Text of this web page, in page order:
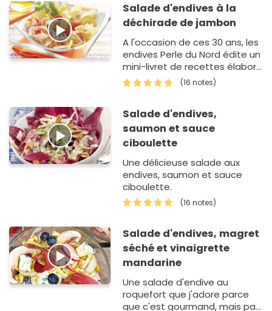
Salade d'endives à la
déchirade de jambon
A l'occasion de ces 30 ans, les
endives Perle du Nord édite un
mini-livret de recettes élaboré
par les consommateurs.
(16 notes)
Salade d'endives,
saumon et sauce
ciboulette
Une délicieuse salade aux
endives, saumon et sauce
ciboulette.
(16 notes)
Salade d'endives, magret
séché et vinaigrette
mandarine
Une salade d'endive au
roquefort que j'adore parce
que c'est gourmand, mais pas